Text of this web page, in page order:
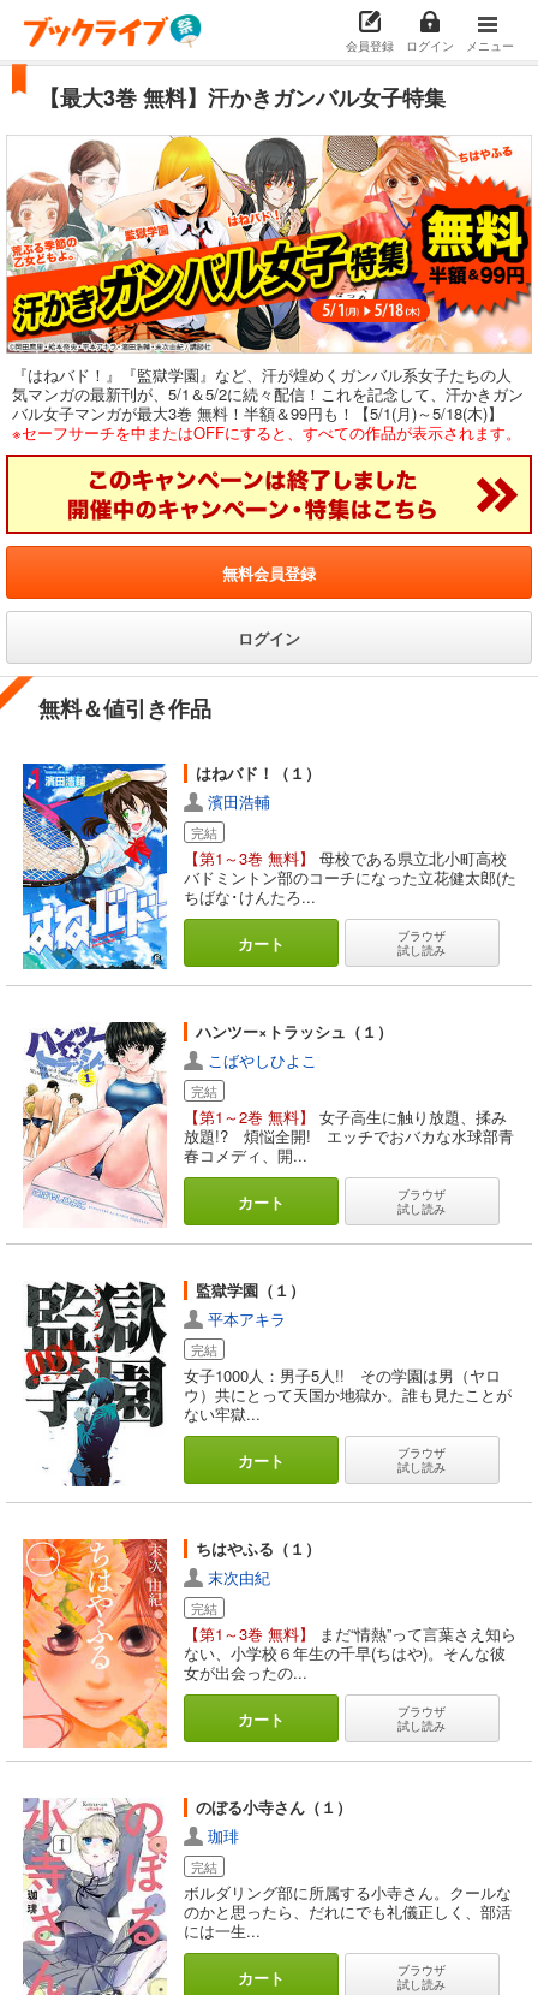
会員登録 ログイン メニュー
【最大3巻 無料】汗かきガンバル女子特集
『はねバド！』『監獄学園』など、汗が煌めくガンバル系女子たちの人
気マンガの最新刊が、5/1＆5/2に続々配信！これを記念して、汗かきガン
バル女子マンガが最大3巻 無料！半額＆99円も！【5/1(月)～5/18(木)】
※セーフサーチを中またはOFFにすると、すべての作品が表示されます。
無料会員登録
ログイン
無料＆値引き作品
はねバド！（１）
濱田浩輔
完結
【第1～3巻 無料】
母校である県立北小町高校
バドミントン部のコーチになった立花健太郎(た
ちばな･けんたろ...
カート
ブラウザ
試し読み
ハンツー×トラッシュ（１）
こばやしひよこ
完結
【第1～2巻 無料】
女子高生に触り放題、揉み
放題!? 煩悩全開! エッチでおバカな水球部青
春コメディ、開...
カート
ブラウザ
試し読み
監獄学園（１）
平本アキラ
完結
女子1000人：男子5人!! その学園は男（ヤロ
ウ）共にとって天国か地獄か。誰も見たことが
ない牢獄...
カート
ブラウザ
試し読み
ちはやふる（１）
末次由紀
完結
【第1～3巻 無料】
まだ“情熱”って言葉さえ知ら
ない、小学校６年生の千早(ちはや)。そんな彼
女が出会ったの...
カート
ブラウザ
試し読み
のぼる小寺さん（１）
珈琲
完結
ボルダリング部に所属する小寺さん。クールな
のかと思ったら、だれにでも礼儀正しく、部活
には一生...
カート
ブラウザ
試し読み